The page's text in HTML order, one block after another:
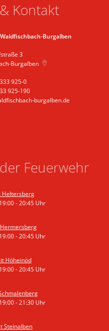
Kontakt
Burgalben
3
Burgalben
925-0
925-190
burgalben.de
Feuerwehr
Heltersberg
19:00-20:45 Uhr
19:00-20:45 Uhr
Höheinöd
19:00-20:45 Uhr
19:00-21:30 Uhr
Steinalben